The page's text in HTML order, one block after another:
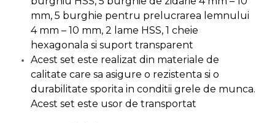
(combustibil)
Presa Hidraulica Tinichigerie
& Suruburi
Extractor Rulmenti
mm, 5 burghie pentru prelucrarea lemnului
4 mm – 10 mm, 2 lame HSS, 1 cheie
hexagonala si suport transparent
Acest set este realizat din materiale de
calitate care sa asigure o rezistenta si o
durabilitate sporita in conditii grele de munca.
Acest set este usor de transportat